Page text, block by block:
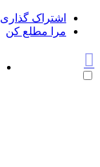
اشتراک گذاری
مرا مطلع کن